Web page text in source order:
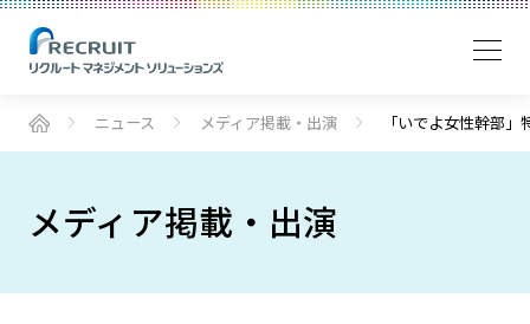
ニュース メディア掲載・出演 「いでよ女性幹部
メディア掲載・出演